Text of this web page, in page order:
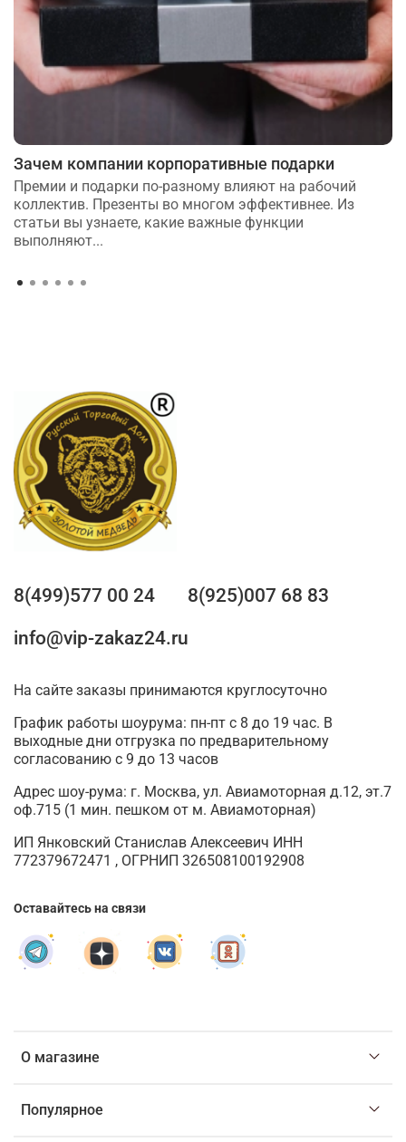
Зачем компании корпоративные подарки
Премии и подарки по-разному влияют на рабочий
коллектив. Презенты во многом эффективнее. Из
статьи вы узнаете, какие важные функции
выполняют...
О магазине
Популярное
8(499)577 00 24
8(925)007 68 83
info@vip-zakaz24.ru
На сайте заказы принимаются круглосуточно
График работы шоурума: пн-пт с 8 до 19 час. В
выходные дни отгрузка по предварительному
согласованию с 9 до 13 часов
Адрес шоу-рума: г. Москва, ул. Авиамоторная д.12, эт.7
оф.715 (1 мин. пешком от м. Авиамоторная)
ИП Янковский Станислав Алексеевич ИНН
772379672471 , ОГРНИП 326508100192908
Оставайтесь на связи